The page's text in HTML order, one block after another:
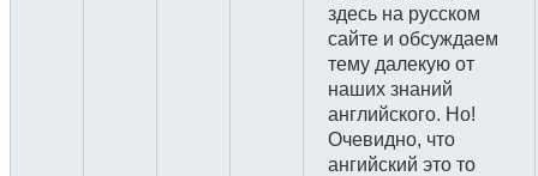
здесь на русском
сайте и обсуждаем
тему далекую от
наших знаний
английского. Но!
Очевидно, что
ангийский это то